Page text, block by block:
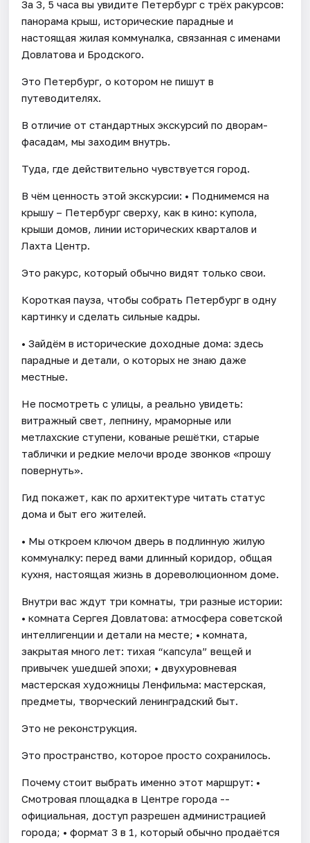
За 3, 5 часа вы увидите Петербург с трёх ракурсов:
панорама крыш, исторические парадные и
настоящая жилая коммуналка, связанная с именами
Довлатова и Бродского.
Это Петербург, о котором не пишут в
путеводителях.
В отличие от стандартных экскурсий по дворам-
фасадам, мы заходим внутрь.
Туда, где действительно чувствуется город.
В чём ценность этой экскурсии: • Поднимемся на
крышу – Петербург сверху, как в кино: купола,
крыши домов, линии исторических кварталов и
Лахта Центр.
Это ракурс, который обычно видят только свои.
Короткая пауза, чтобы собрать Петербург в одну
картинку и сделать сильные кадры.
• Зайдём в исторические доходные дома: здесь
парадные и детали, о которых не знаю даже
местные.
Не посмотреть с улицы, а реально увидеть:
витражный свет, лепнину, мраморные или
метлахские ступени, кованые решётки, старые
таблички и редкие мелочи вроде звонков «прошу
повернуть».
Гид покажет, как по архитектуре читать статус
дома и быт его жителей.
• Мы откроем ключом дверь в подлинную жилую
коммуналку: перед вами длинный коридор, общая
кухня, настоящая жизнь в дореволюционном доме.
Внутри вас ждут три комнаты, три разные истории:
• комната Сергея Довлатова: атмосфера советской
интеллигенции и детали на месте; • комната,
закрытая много лет: тихая “капсула” вещей и
привычек ушедшей эпохи; • двухуровневая
мастерская художницы Ленфильма: мастерская,
предметы, творческий ленинградский быт.
Это не реконструкция.
Это пространство, которое просто сохранилось.
Почему стоит выбрать именно этот маршрут: •
Смотровая площадка в Центре города --
официальная, доступ разрешен администрацией
города; • формат 3 в 1, который обычно продаётся